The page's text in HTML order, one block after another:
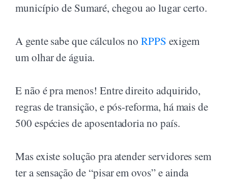
município de Sumaré, chegou ao lugar certo.
A gente sabe que cálculos noRPPS exigem
um olhar de águia.
E não é pra menos! Entre direito adquirido,
regras de transição, e pós-reforma, há mais de
500 espécies de aposentadoria no país.
Mas existe solução pra atender servidores sem
ter a sensação de “pisar em ovos” e ainda